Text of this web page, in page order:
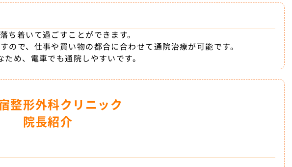
着いて過ごすことができます。
で、仕事や買い物の都合に合わせて通院治療が可能です。
め、電車でも通院しやすいです。
整形外科クリニック
院長紹介